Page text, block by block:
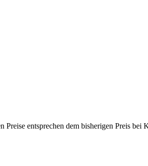
Preise entsprechen dem bisherigen Preis bei